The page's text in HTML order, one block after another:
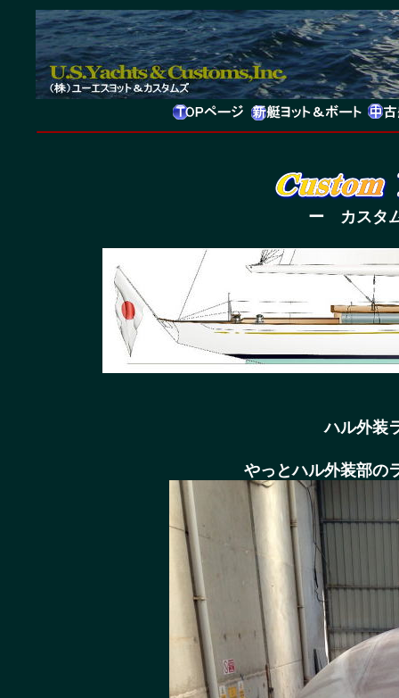
ー カスタ
ハル外装
やっとハル外装部の